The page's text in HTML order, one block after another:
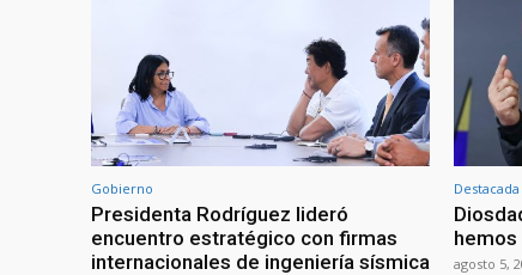
Gobierno
Presidenta Rodríguez lideró
encuentro estratégico con firmas
internacionales de ingeniería sísmica
Destacada
agosto 5,